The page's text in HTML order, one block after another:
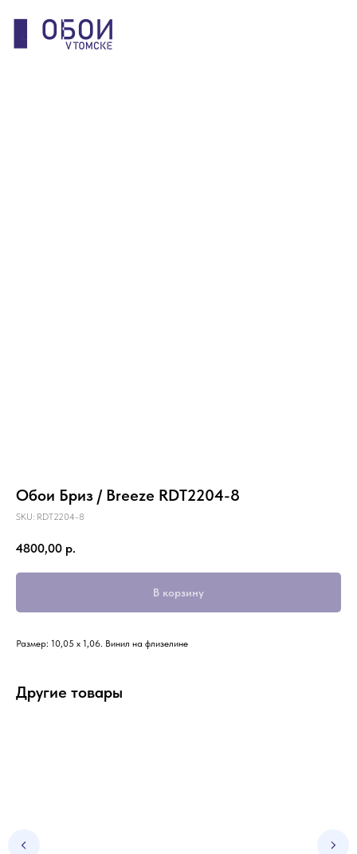
Обои Бриз / Breeze RDT2204-8
SKU: RDT2204-8
4800,00 р.
В корзину
Размер: 10,05 х 1,06. Винил на флизелине
Другие товары